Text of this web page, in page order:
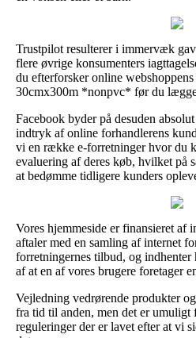
Trustpilot resulterer i immervæk
flere øvrige konsumenters
du efterforsker online
30cmx300m *nonpvc* før du
Facebook byder på desuden
indtryk af online forhandlerens
vi en række e-forretninger hvor du
evaluering af deres køb, hvilket på
at bedømme tidligere kunders
Vores hjemmeside er finansieret af
aftaler med en samling af internet
forretningernes tilbud, og
af at en af vores brugere foretager
Vejledning vedrørende produkter
fra tid til anden, men det er umuligt
reguleringer der er lavet efter at vi